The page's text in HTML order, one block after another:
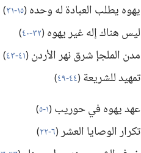
يهوه يطلب العبادة له وحده(‏١٥-‏٣١ )‏
ليس هناك إله غير يهوه(‏٣٢-‏٤٠ )‏
مدن الملجإ شرق نهر الأردن(‏٤١-‏٤٣ )‏
تمهيد للشريعة(‏٤٤-‏٤٩ )‏
عهد يهوه في حوريب(‏١-‏٥ )‏
تكرار الوصايا العشر(‏٦-‏٢٢ )‏